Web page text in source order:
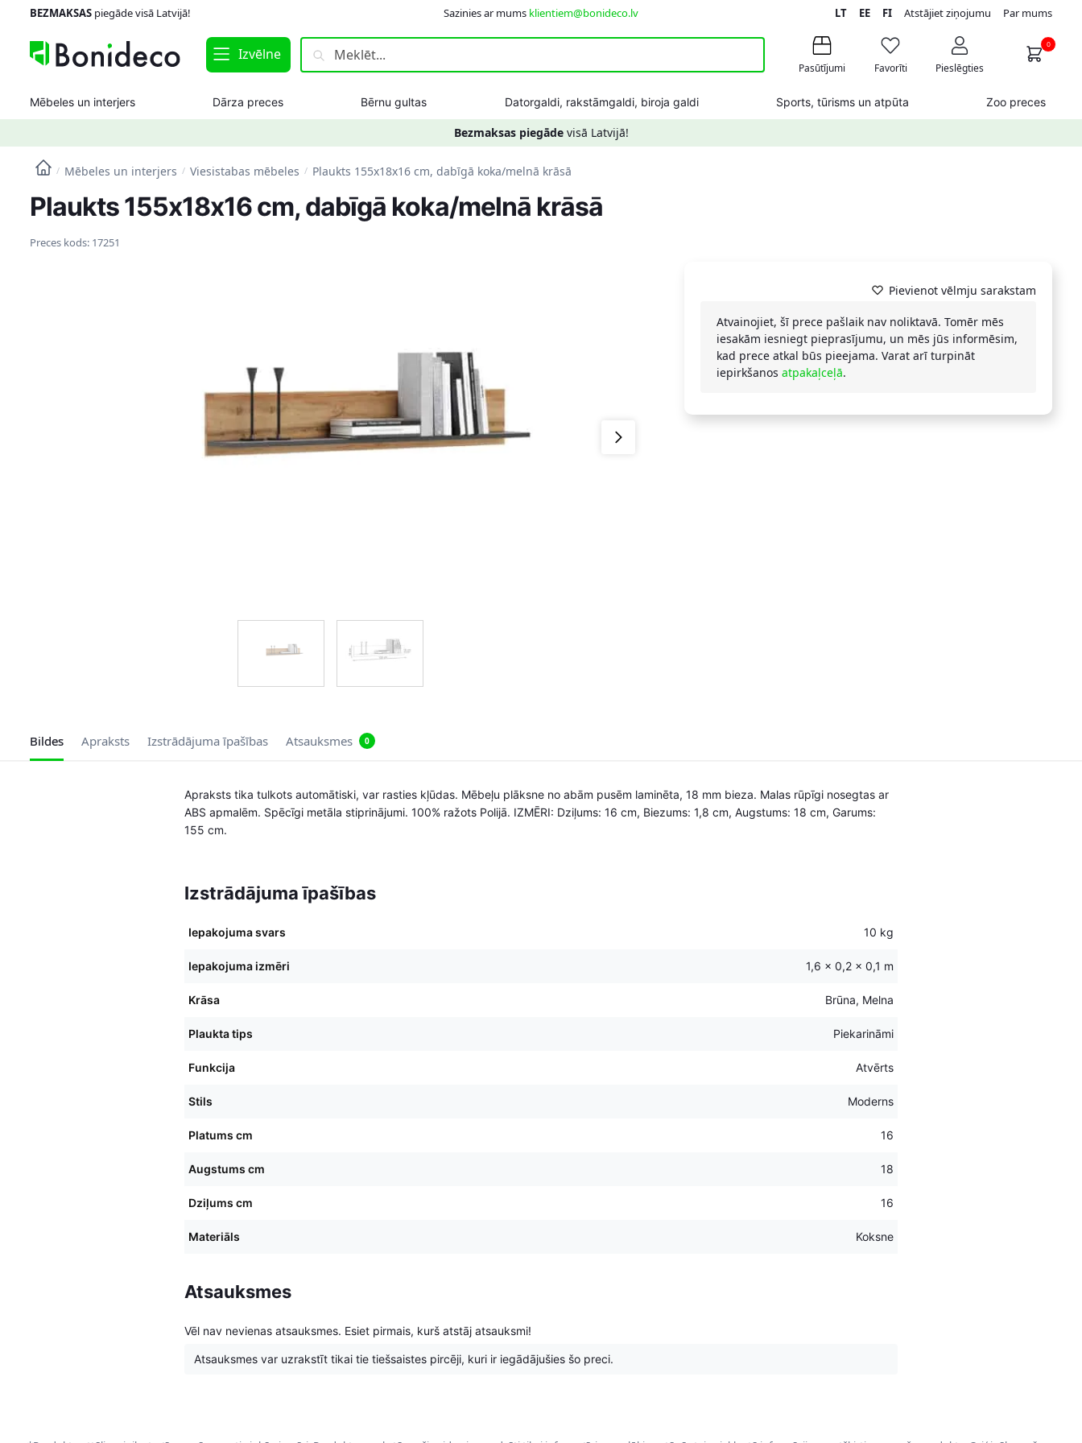
navigation
content
BEZMAKSASpiegāde visā Latvijā! Sazinies ar mums klientiem@bonideco.lv LT EE FIAtstājiet ziņojumu Par mums
Izvēlne
Meklēt:
Pasūtījumi Favorīti Pieslēgties
0
Mēbeles un interjers Dārza preces Bērnu gultas Datorgaldi, rakstāmgaldi, biroja galdi Sports, tūrisms un atpūta Zoo preces
Bezmaksas piegādevisā Latvijā!
/ Mēbeles un interjers / Viesistabas mēbeles / Plaukts 155x18x16 cm, dabīgā koka/melnā krāsā
Plaukts 155x18x16 cm, dabīgā koka/melnā krāsā
Preces kods: 17251
Pievienot vēlmju sarakstam
Atvainojiet, šī prece pašlaik nav noliktavā. Tomēr mēs
iesakām iesniegt pieprasījumu, un mēs jūs informēsim,
kad prece atkal būs pieejama. Varat arī turpināt
iepirkšanos atpakaļceļā.
Bildes Apraksts Izstrādājuma īpašības Atsauksmes 0
Apraksts tika tulkots automātiski, var rasties kļūdas. Mēbeļu plāksne no abām pusēm laminēta, 18 mm bieza. Malas rūpīgi nosegtas ar
ABS apmalēm. Spēcīgi metāla stiprinājumi. 100% ražots Polijā. IZMĒRI: Dziļums: 16 cm, Biezums: 1,8 cm, Augstums: 18 cm, Garums:
155 cm.
Izstrādājuma īpašības
Iepakojuma svars 10 kg
Iepakojuma izmēri 1,6 × 0,2 × 0,1 m
Krāsa Brūna, Melna
Plaukta tips Piekarināmi
Funkcija Atvērts
Stils Moderns
Platums cm 16
Augstums cm 18
Dziļums cm 16
Materiāls Koksne
Atsauksmes
Vēl nav nevienas atsauksmes. Esiet pirmais, kurš atstāj atsauksmi!
Atsauksmes var uzrakstīt tikai tie tiešsaistes pircēji, kuri ir iegādājušies šo preci.